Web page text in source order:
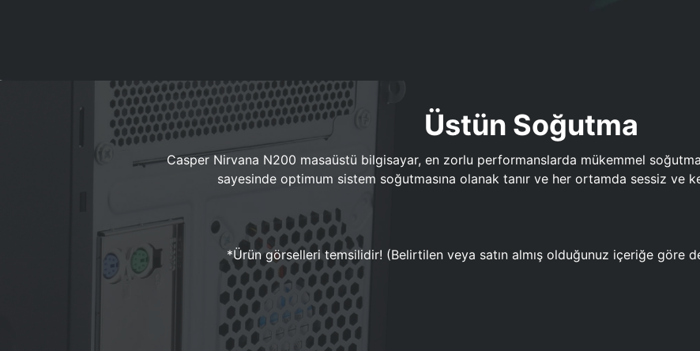
Üstün Soğutma
Casper Nirvana N200 masaüstü bilgisayar, en zorlu performanslarda mükemmel
sayesinde optimum sistem soğutmasına olanak tanır ve her ortamda sessiz ve
*Ürün görselleri temsilidir! (Belirtilen veya satın almış olduğunuz içeriğe göre